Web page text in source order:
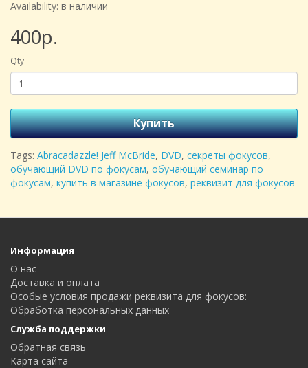
Availability: в наличии
400р.
Qty
Купить
Tags: Abracadazzle! Jeff McBride, DVD, секреты фокусов,
обучающий DVD по фокусам, обучающий семинар по
фокусам, купить в магазине фокусов, реквизит для фокусов
Информация
О нас
Доставка и оплата
Особые условия продажи реквизита для фокусов:
Oбработка персональных данных
Служба поддержки
Обратная связь
Карта сайта